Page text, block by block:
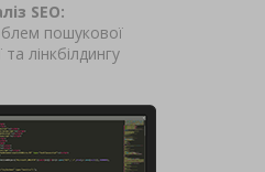
SEO:
пошукової
та лінкбілдингу